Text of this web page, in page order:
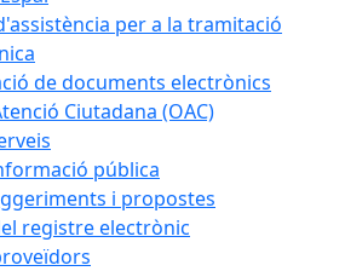
per a la tramitació
de documents electrònics
Ciutadana (OAC)
pública
i propostes
registre electrònic